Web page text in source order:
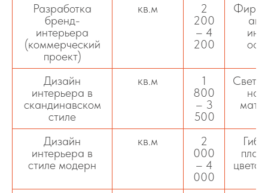
Разработка
бренд-
интерьера
(коммерческий
проект)
кв.м
2
200
– 4
200
Дизайн
интерьера в
скандинавском
стиле
кв.м
1
800
– 3
500
Дизайн
интерьера в
стиле модерн
кв.м
2
000
– 4
000